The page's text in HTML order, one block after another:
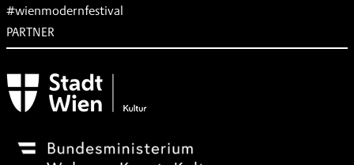
#wienmodernfestival
PARTNER
Subventionsgeber